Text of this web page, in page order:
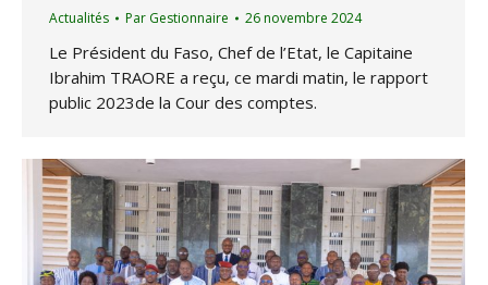
Actualités Par Gestionnaire 26 novembre 2024
Le Président du Faso, Chef de l’Etat, le Capitaine
Ibrahim TRAORE a reçu, ce mardi matin, le rapport
public 2023de la Cour des comptes.